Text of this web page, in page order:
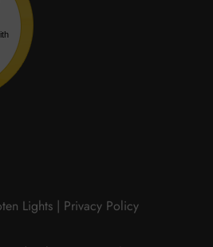
Lights | Privacy Policy